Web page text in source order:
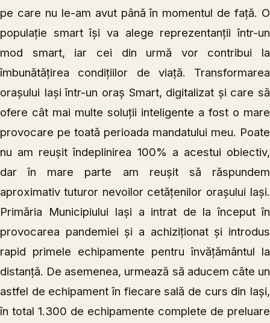
pe care nu le-am avut până în momentul de față. O
populație smart își va alege reprezentanții într-un
mod smart, iar cei din urmă vor contribui la
îmbunătățirea condițiilor de viață. Transformarea
orașului Iași într-un oraș Smart, digitalizat și care să
ofere cât mai multe soluții inteligente a fost o mare
provocare pe toată perioada mandatului meu. Poate
nu am reușit îndeplinirea 100% a acestui obiectiv,
dar în mare parte am reușit să răspundem
aproximativ tuturor nevoilor cetățenilor orașului Iași.
Primăria Municipiului Iași a intrat de la început în
provocarea pandemiei și a achiziționat și introdus
rapid primele echipamente pentru învățământul la
distanță. De asemenea, urmează să aducem câte un
astfel de echipament în fiecare sală de curs din Iași,
în total 1.300 de echipamente complete de preluare